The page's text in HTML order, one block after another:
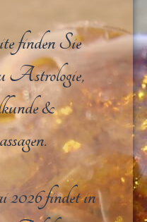
finden Sie
Astrologie,
&
findet in